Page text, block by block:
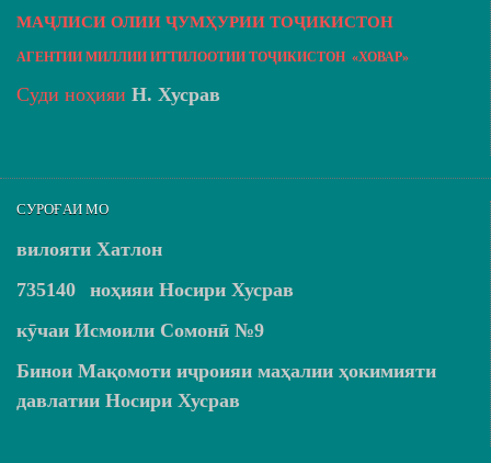
МАҶЛИСИ ОЛИИ ҶУМҲУРИИ ТОҶИКИСТОН
АГЕНТИИ МИЛЛИИ ИТТИЛООТИИ ТОҶИКИСТОН «ХОВАР»
Суди ноҳияи Н. Хусрав
СУРОҒАИ МО
вилояти Хатлон
735140
ноҳияи Носири Хусрав
кӯчаи Исмоили Сомонӣ №9
Бинои Мақомоти иҷроияи маҳалии ҳокимияти
давлатии Носири Хусрав